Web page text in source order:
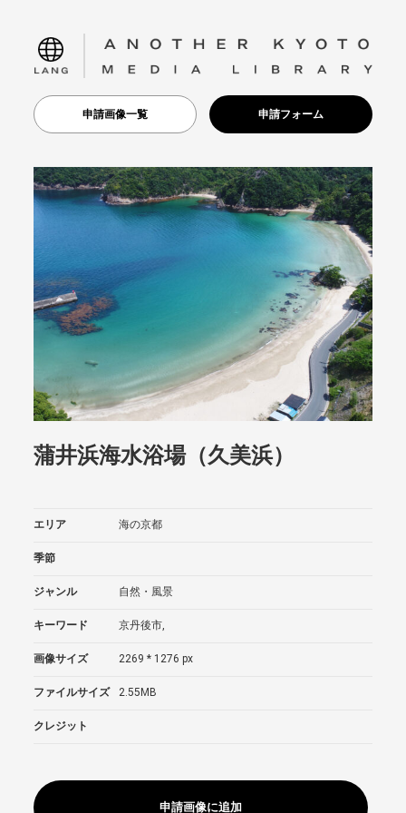
language
申請画像一覧 申請フォーム
蒲井浜海水浴場（久美浜）
エリア 海の京都
季節
ジャンル 自然・風景
キーワード 京丹後市,
画像サイズ 2269 * 1276 px
ファイルサイズ 2.55MB
クレジット
申請画像に追加